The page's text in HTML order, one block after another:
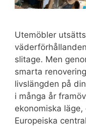
Utemöbler
slitage. Men
smarta
livslängden på
i många år
ekonomiska
Europeiska